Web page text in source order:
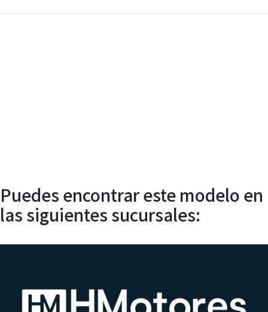
Puedes encontrar este modelo en
las siguientes sucursales: